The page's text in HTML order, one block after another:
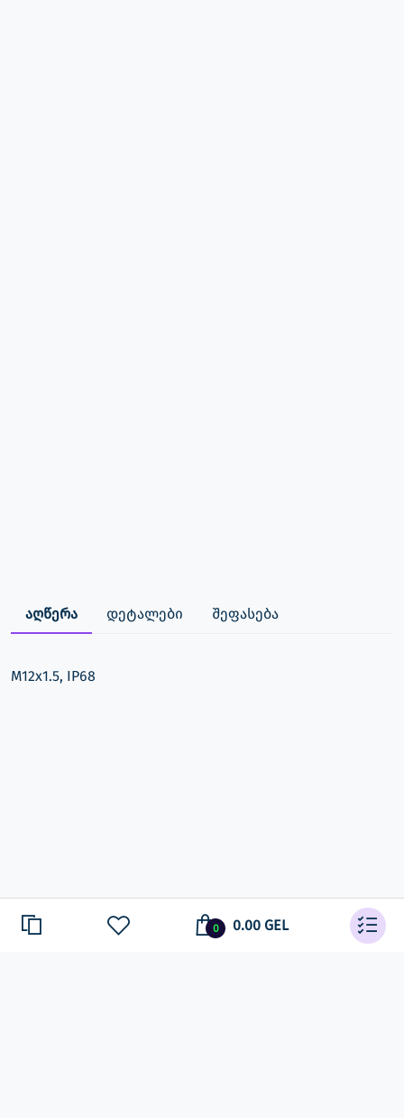
0 0.00 GEL
აღწერა დეტალები შეფასება
M12x1.5, IP68